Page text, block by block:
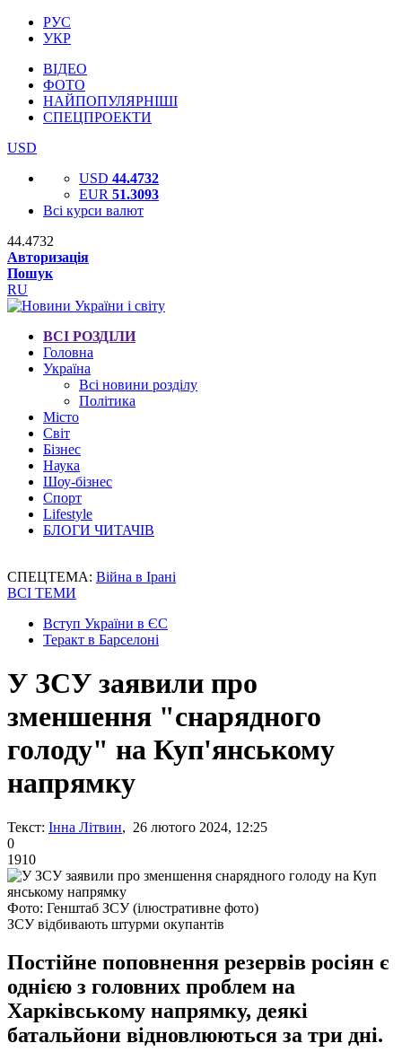
РУС
УКР
ВІДЕО
ФОТО
НАЙПОПУЛЯРНІШІ
СПЕЦПРОЕКТИ
USD
USD 44.4732
EUR 51.3093
Всі курси валют
44.4732
Авторизація
Пошук
RU
ВСІ РОЗДІЛИ
Головна
Україна
Всі новини розділу
Політика
Місто
Світ
Бізнес
Наука
Шоу-бізнес
Спорт
Lifestyle
БЛОГИ ЧИТАЧІВ
СПЕЦТЕМА: Війна в Ірані
ВСІ ТЕМИ
Вступ України в ЄС
Теракт в Барселоні
У ЗСУ заявили про
зменшення "снарядного
голоду" на Куп'янському
напрямку
Текст: Інна Літвин, 26 лютого 2024, 12:25
0
1910
Фото: Генштаб ЗСУ (ілюстративне фото)
ЗСУ відбивають штурми окупантів
Постійне поповнення резервів росіян є
однією з головних проблем на
Харківському напрямку, деякі
батальйони відновлюються за три дні.